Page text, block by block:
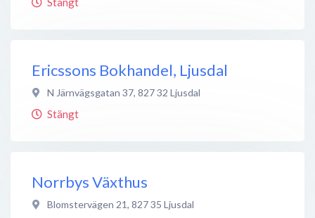
Ericssons Bokhandel, Ljusdal
N Järnvägsgatan 37, 827 32 Ljusdal
Stängt
Norrbys Växthus
Blomstervägen 21, 827 35 Ljusdal